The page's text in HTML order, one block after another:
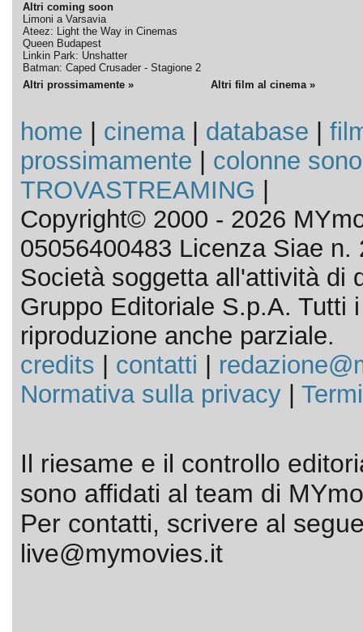
Altri coming soon
Limoni a Varsavia
Ateez: Light the Way in Cinemas
Queen Budapest
Linkin Park: Unshatter
Batman: Caped Crusader - Stagione 2
Altri prossimamente » Altri film al cinema »
home cinema| database
prossimamente
colonne
TROVASTREAMING
Copyright© 2000 - 2026
05056400483 Licenza Siae n.
Società soggetta all'attività di
Gruppo Editoriale S.p.A. Tutti
riproduzione anche parziale.
credits
contatti
Normativa sulla privacy|
Il riesame e il controllo
sono affidati al team di
Per contatti, scrivere al
live@mymovies.it